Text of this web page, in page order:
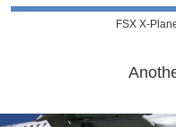
FSX X-